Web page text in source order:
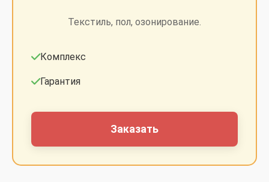
Текстиль, пол, озонирование.
Комплекс
Гарантия
Заказать